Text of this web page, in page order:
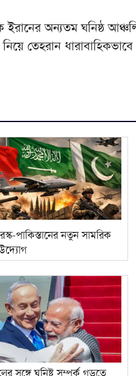
ইরানের অন্যতম ঘনিষ্ঠ
নিয়ে তেহরান
পাকিস্তানের নতুন সামরিক
সঙ্গে ঘনিষ্ট সম্পর্ক গড়তে